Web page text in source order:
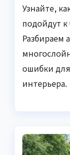
Узнайте,
подойдут
Разбираем
ошибки
интерьера.